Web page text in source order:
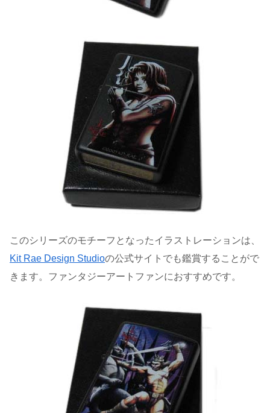
このシリーズのモチーフとなったイラストレーションは、
Kit Rae Design Studioの公式サイトでも鑑賞することがで
きます。ファンタジーアートファンにおすすめです。